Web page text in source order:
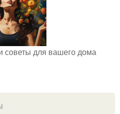
советы для вашего дома